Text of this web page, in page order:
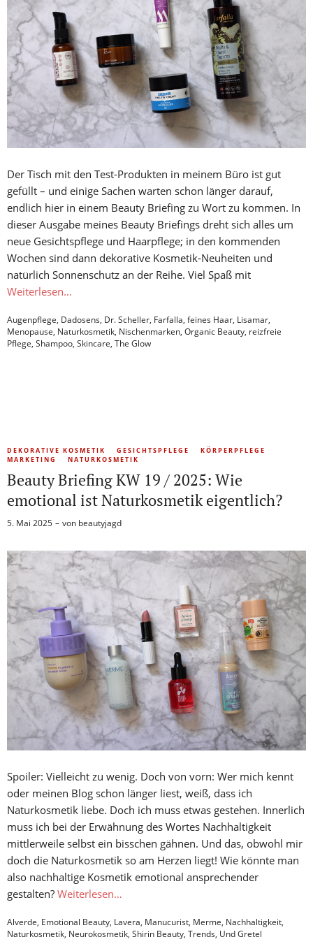
Der Tisch mit den Test-Produkten in meinem Büro ist gut
gefüllt – und einige Sachen warten schon länger darauf,
endlich hier in einem Beauty Briefing zu Wort zu kommen. In
dieser Ausgabe meines Beauty Briefings dreht sich alles um
neue Gesichtspflege und Haarpflege; in den kommenden
Wochen sind dann dekorative Kosmetik-Neuheiten und
natürlich Sonnenschutz an der Reihe. Viel Spaß mit
Weiterlesen…
Augenpflege, Dadosens, Dr. Scheller, Farfalla, feines Haar, Lisamar,
Menopause, Naturkosmetik, Nischenmarken, Organic Beauty, reizfreie
Pflege, Shampoo, Skincare, The Glow
DEKORATIVE KOSMETIK GESICHTSPFLEGE
KÖRPERPFLEGE
MARKETING
NATURKOSMETIK
Beauty Briefing KW 19 / 2025: Wie
emotional ist Naturkosmetik eigentlich?
5. Mai 2025 von beautyjagd
Spoiler: Vielleicht zu wenig. Doch von vorn: Wer mich kennt
oder meinen Blog schon länger liest, weiß, dass ich
Naturkosmetik liebe. Doch ich muss etwas gestehen. Innerlich
muss ich bei der Erwähnung des Wortes Nachhaltigkeit
mittlerweile selbst ein bisschen gähnen. Und das, obwohl mir
doch die Naturkosmetik so am Herzen liegt! Wie könnte man
also nachhaltige Kosmetik emotional ansprechender
gestalten? Weiterlesen…
Alverde, Emotional Beauty, Lavera, Manucurist, Merme, Nachhaltigkeit,
Naturkosmetik, Neurokosmetik, Shirin Beauty, Trends, Und Gretel